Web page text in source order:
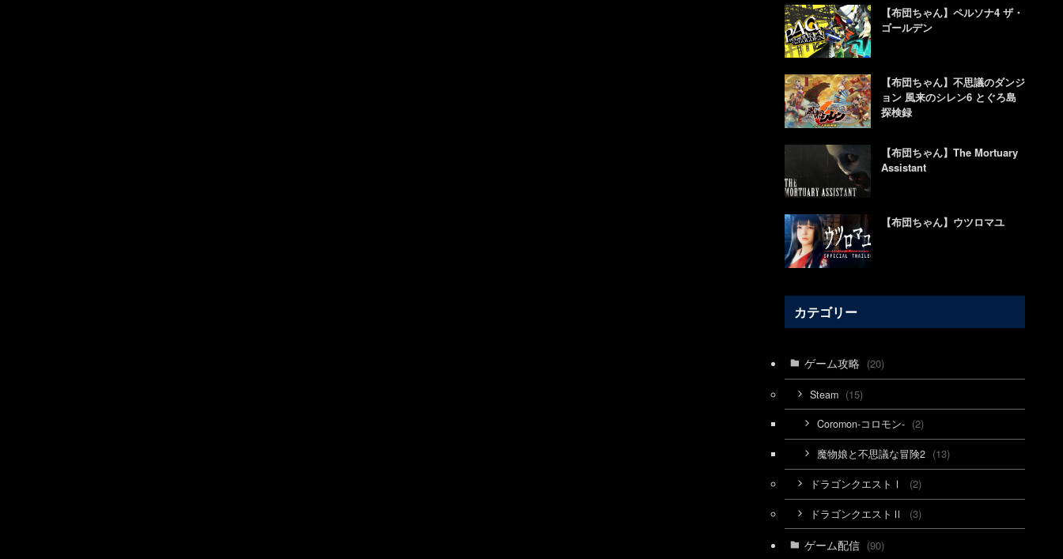
【布団ちゃん】ペルソナ4 ザ・
ゴールデン
【布団ちゃん】不思議のダンジ
ョン 風来のシレン6 とぐろ島
探検録
【布団ちゃん】The Mortuary
Assistant
【布団ちゃん】ウツロマユ
カテゴリー
ゲーム攻略 (20)
Steam (15)
Coromon-コロモン- (2)
魔物娘と不思議な冒険2 (13)
ドラゴンクエストⅠ (2)
ドラゴンクエストⅡ (3)
ゲーム配信 (90)